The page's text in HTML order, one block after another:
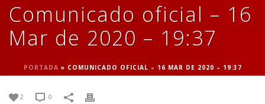
Comunicado oficial – 16
Mar de 2020 – 19:37
PORTADA » COMUNICADO OFICIAL – 16 MAR DE 2020 – 19:37
2 0